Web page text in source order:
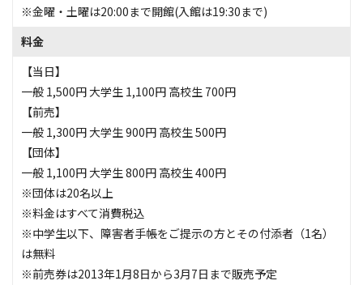
※金曜・土曜は20:00まで開館(入館は19:30まで)
料金
【当日】
一般 1,500円 大学生 1,100円 高校生 700円
【前売】
一般 1,300円 大学生 900円 高校生 500円
【団体】
一般 1,100円 大学生 800円 高校生 400円
※団体は20名以上
※料金はすべて消費税込
※中学生以下、障害者手帳をご提示の方とその付添者（1名）
は無料
※前売券は2013年1月8日から3月7日まで販売予定